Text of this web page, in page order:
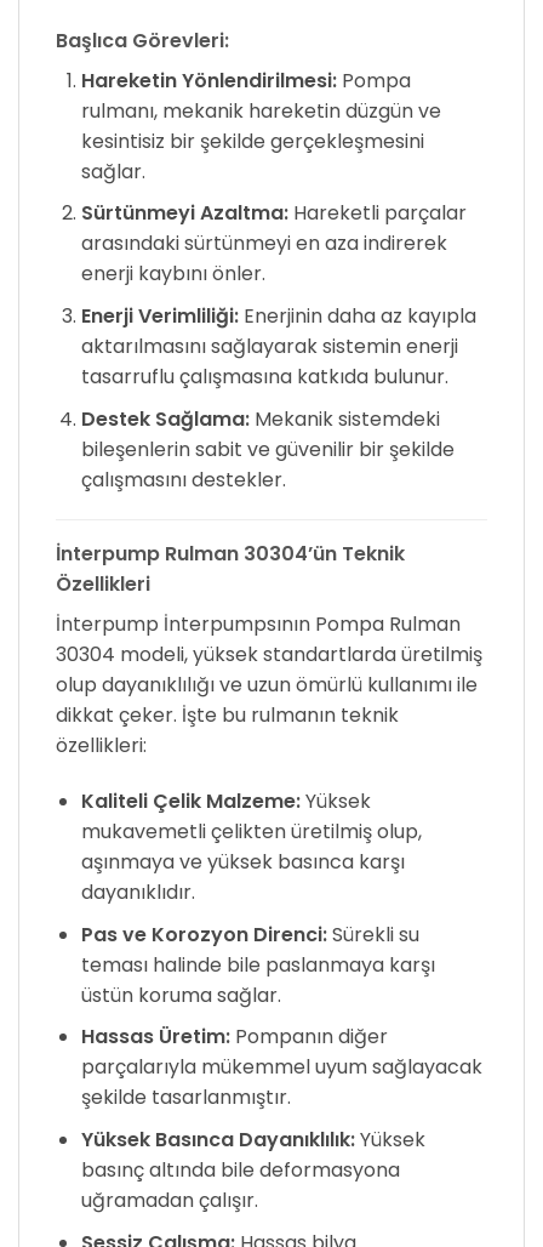
Başlıca Görevleri:
Hareketin Yönlendirilmesi:Pompa
rulmanı, mekanik hareketin düzgün ve
kesintisiz bir şekilde gerçekleşmesini
sağlar.
Sürtünmeyi Azaltma:Hareketli parçalar
arasındaki sürtünmeyi en aza indirerek
enerji kaybını önler.
Enerji Verimliliği:Enerjinin daha az kayıpla
aktarılmasını sağlayarak sistemin enerji
tasarruflu çalışmasına katkıda bulunur.
Destek Sağlama:Mekanik sistemdeki
bileşenlerin sabit ve güvenilir bir şekilde
çalışmasını destekler.
İnterpump Rulman 30304’ün Teknik
Özellikleri
İnterpump İnterpumpsının Pompa Rulman
30304 modeli, yüksek standartlarda üretilmiş
olup dayanıklılığı ve uzun ömürlü kullanımı ile
dikkat çeker. İşte bu rulmanın teknik
özellikleri:
Kaliteli Çelik Malzeme:Yüksek
mukavemetli çelikten üretilmiş olup,
aşınmaya ve yüksek basınca karşı
dayanıklıdır.
Pas ve Korozyon Direnci:Sürekli su
teması halinde bile paslanmaya karşı
üstün koruma sağlar.
Hassas Üretim:Pompanın diğer
parçalarıyla mükemmel uyum sağlayacak
şekilde tasarlanmıştır.
Yüksek Basınca Dayanıklılık:Yüksek
basınç altında bile deformasyona
uğramadan çalışır.